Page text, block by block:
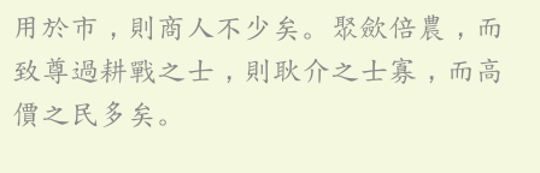
用於市，則商人不少矣。聚歛倍農，而
致尊過耕戰之士，則耿介之士寡，而高
價之民多矣。